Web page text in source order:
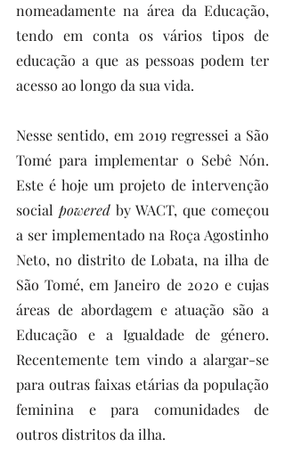
nomeadamente na área da Educação,
tendo em conta os vários tipos de
educação a que as pessoas podem ter
acesso ao longo da sua vida.
Nesse sentido, em 2019 regressei a São
Tomé para implementar o Sebê Nón.
Este é hoje um projeto de intervenção
social powered by WACT, que começou
a ser implementado na Roça Agostinho
Neto, no distrito de Lobata, na ilha de
São Tomé, em Janeiro de 2020 e cujas
áreas de abordagem e atuação são a
Educação e a Igualdade de género.
Recentemente tem vindo a alargar-se
para outras faixas etárias da população
feminina e para comunidades de
outros distritos da ilha.